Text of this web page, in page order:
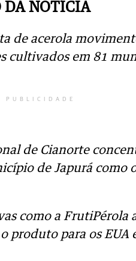
DA NOTÍCIA
de acerola
cultivados em 81
PUBLICIDADE
de Cianorte
de Japurá como
como a FrutiPérola
produto para os EUA